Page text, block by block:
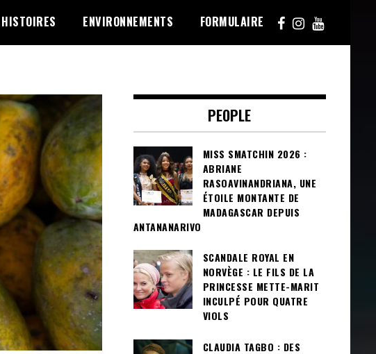
HISTOIRES ENVIRONNEMENTS FORMULAIRE
PEOPLE
MISS SMATCHIN 2026 :
ABRIANE
RASOAVINANDRIANA, UNE
ÉTOILE MONTANTE DE
MADAGASCAR DEPUIS
ANTANANARIVO
SCANDALE ROYAL EN
NORVÈGE : LE FILS DE LA
PRINCESSE METTE-MARIT
INCULPÉ POUR QUATRE
VIOLS
CLAUDIA TAGBO : DES